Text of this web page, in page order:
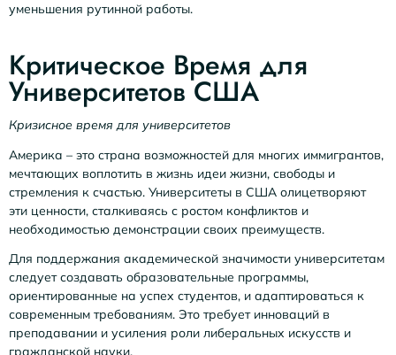
уменьшения рутинной работы.
Критическое Время для
Университетов США
Кризисное время для университетов
Америка – это страна возможностей для многих иммигрантов,
мечтающих воплотить в жизнь идеи жизни, свободы и
стремления к счастью. Университеты в США олицетворяют
эти ценности, сталкиваясь с ростом конфликтов и
необходимостью демонстрации своих преимуществ.
Для поддержания академической значимости университетам
следует создавать образовательные программы,
ориентированные на успех студентов, и адаптироваться к
современным требованиям. Это требует инноваций в
преподавании и усиления роли либеральных искусств и
гражданской науки.